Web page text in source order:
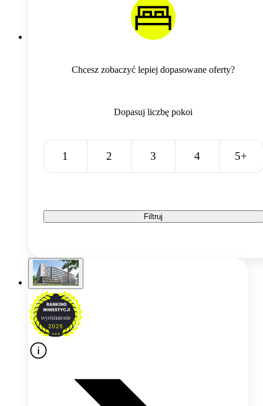
Chcesz zobaczyć lepiej dopasowane oferty?
Dopasuj liczbę pokoi
1 2 3 4 5+
Filtruj